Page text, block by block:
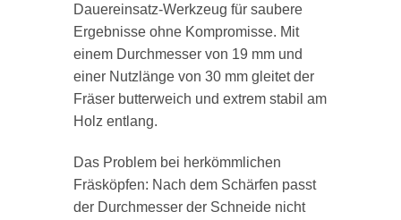
Dauereinsatz-Werkzeug für saubere
Ergebnisse ohne Kompromisse. Mit
einem Durchmesser von 19 mm und
einer Nutzlänge von 30 mm gleitet der
Fräser butterweich und extrem stabil am
Holz entlang.
Das Problem bei herkömmlichen
Fräsköpfen: Nach dem Schärfen passt
der Durchmesser der Schneide nicht